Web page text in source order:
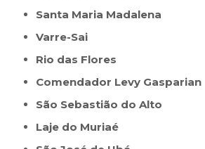
Santa Maria Madalena
Varre-Sai
Rio das Flores
Comendador Levy Gasparian
São Sebastião do Alto
Laje do Muriaé